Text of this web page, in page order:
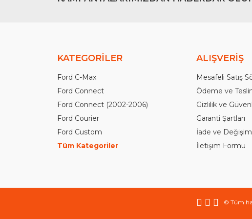
KATEGORİLER
Ford C-Max
Ford Connect
Ford Connect (2002-2006)
Ford Courier
Ford Custom
Tüm Kategoriler
ALIŞVERİŞ
Mesafeli Satış
Ödeme ve
Gizlilik ve
Garanti Şartları
İade ve Değişim
İletişim Formu
© Tüm